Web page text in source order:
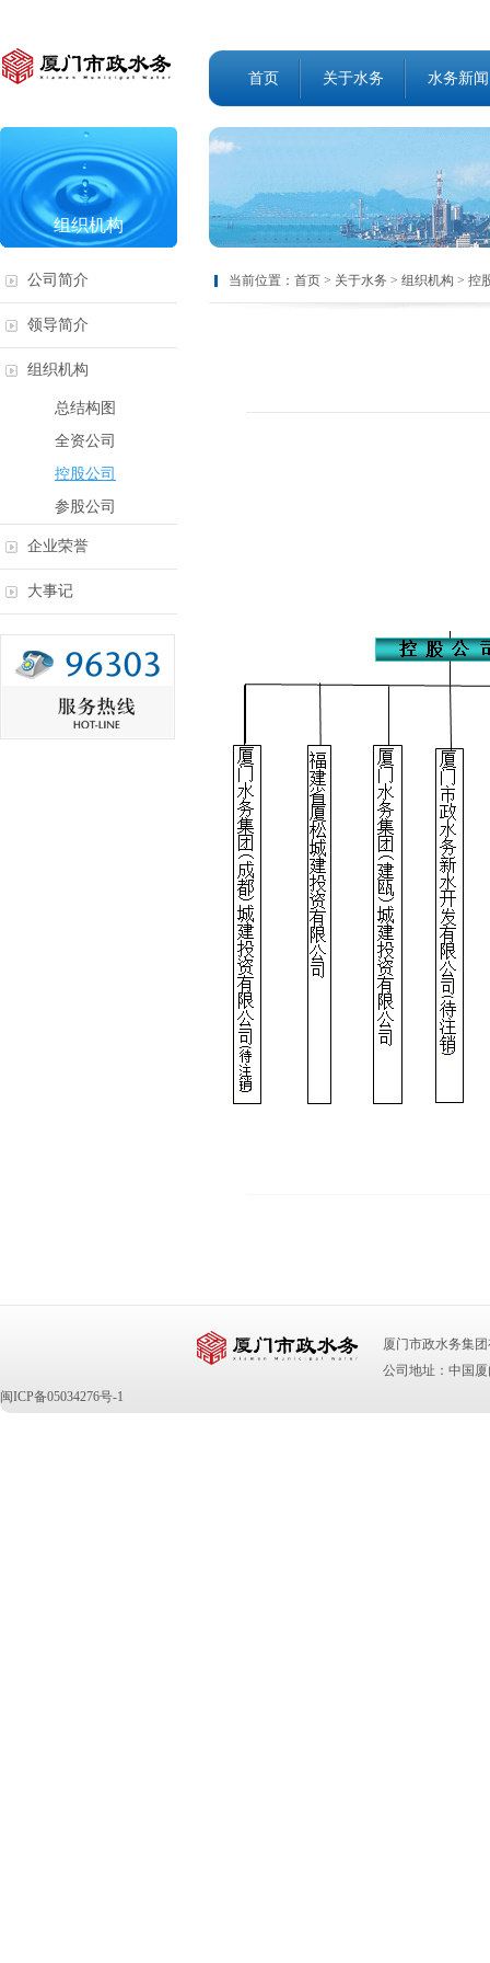
首页 关于水务 水务新闻
组织机构
公司简介
领导简介
组织机构
总结构图
全资公司
控股公司
参股公司
企业荣誉
大事记
当前位置： 首页 > 关于水务 > 组织机构 > 控
厦门市政水务集团
公司地址：中国
闽ICP备05034276号-1